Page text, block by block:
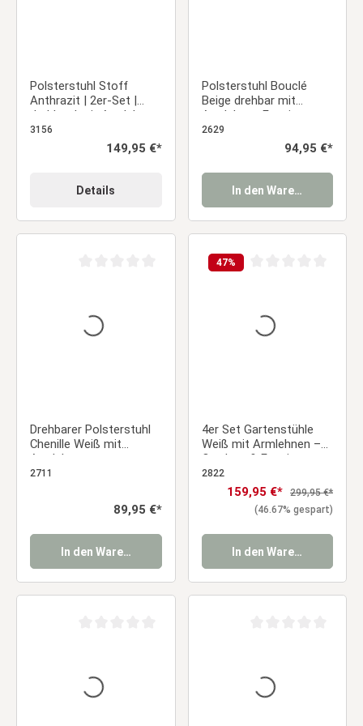
Polsterstuhl Stoff
Anthrazit | 2er-Set |
drehbar | mit Armlehnen
| Küche Esszimmer Büro
3156
Regulärer Preis:
149,95 €*
Details
Polsterstuhl Bouclé
Beige drehbar mit
Armlehnen Esszimmer
Essstuhl
2629
Regulärer Preis:
94,95 €*
In den Warenkorb
Drehbarer Polsterstuhl
Chenille Weiß mit
Armlehnen –
Esszimmerstuhl modern
Küchenstuhl / Bürostuhl
2711
Regulärer Preis:
89,95 €*
In den Warenkorb
47%
4er Set Gartenstühle
Weiß mit Armlehnen –
Outdoor & Esszimmer –
Kunststoff Design
Stühle mit Holzoptik-
Beinen Essstuhl
2822
Verkaufspreis:
159,95 €* Regulärer Preis:
299,95 €*
(46.67% gespart)
In den Warenkorb